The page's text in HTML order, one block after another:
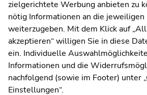
Datenschutzerklärung
Cookie-Einstellungen
Barrierefreiheitserklärung
WetterstationUni Graz
zielgerichtete Werbung anbieten zu
nötig Informationen an die
weiterzugeben. Mit dem Klick auf
akzeptieren“ willigen Sie in diese
ein. Individuelle
Informationen und die
nachfolgend (sowie im Footer) unter
Einstellungen“.